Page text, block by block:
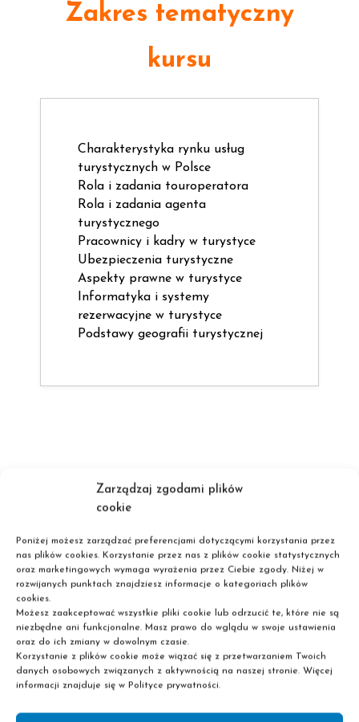
Zarządzaj zgodami plików
cookie
Poniżej możesz zarządzać preferencjami dotyczącymi korzystania przez
nas plików cookies. Korzystanie przez nas z plików cookie statystycznych
oraz marketingowych wymaga wyrażenia przez Ciebie zgody. Niżej w
rozwijanych punktach znajdziesz informacje o kategoriach plików
cookies.
Możesz zaakceptować wszystkie pliki cookie lub odrzucić te, które nie są
niezbędne ani funkcjonalne. Masz prawo do wglądu w swoje ustawienia
oraz do ich zmiany w dowolnym czasie.
Korzystanie z plików cookie może wiązać się z przetwarzaniem Twoich
danych osobowych związanych z aktywnością na naszej stronie. Więcej
informacji znajduje się w Polityce prywatności.
Zakres tematyczny
kursu
Charakterystyka rynku usług
turystycznych w Polsce
Rola i zadania touroperatora
Rola i zadania agenta
turystycznego
Pracownicy i kadry w turystyce
Ubezpieczenia turystyczne
Aspekty prawne w turystyce
Informatyka i systemy
rezerwacyjne w turystyce
Podstawy geografii turystycznej
Wybierz swój plan
Miesięcznie